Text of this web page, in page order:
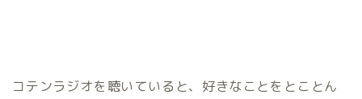
コテンラジオを聴いていると、好きなことをとことん